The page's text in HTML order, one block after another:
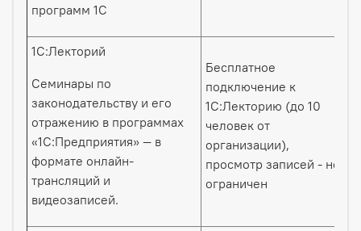
программ 1С
1С:Лекторий
Семинары по
законодательству и его
отражению в программах
«1С:Предприятия» — в
формате онлайн-
трансляций и
видеозаписей.
Бесплатное
подключение к
1С:Лекторию (до 10
человек от
организации),
просмотр записей - не
ограничен